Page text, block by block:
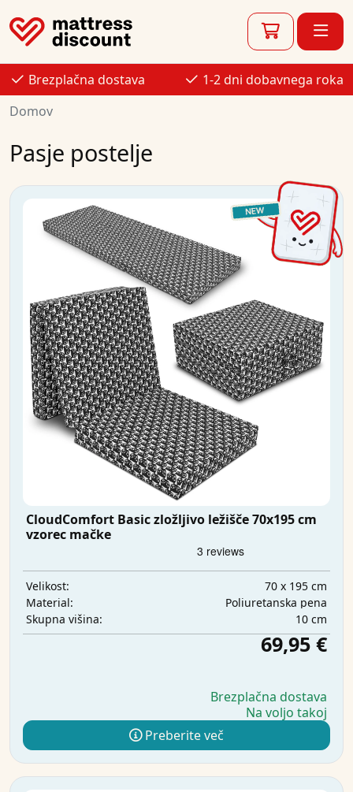
Brezplačna dostava
1-2 dni dobavnega roka
Domov
Pasje postelje
CloudComfort Basic zložljivo ležišče 70x195 cm
vzorec mačke
Velikost:
70 x 195 cm
Material:
Poliuretanska pena
Skupna višina:
10 cm
69,95 €
Brezplačna dostava
Na voljo takoj
Preberite več